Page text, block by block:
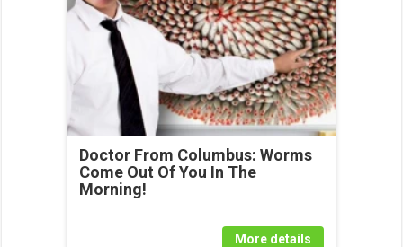
Doctor From Columbus: Worms
Come Out Of You In The
Morning!
More details